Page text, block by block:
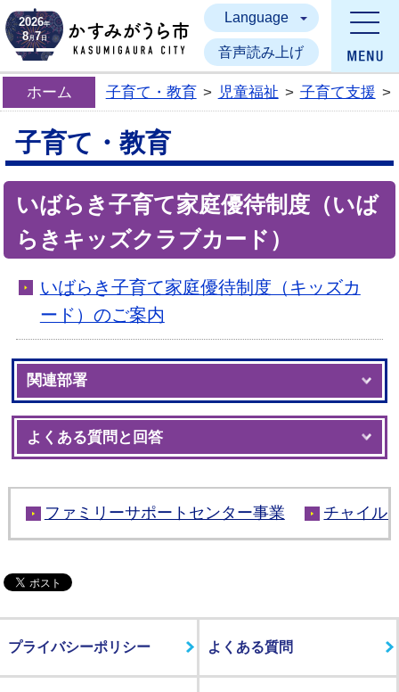
かすみがうら市
2026年
8月7日
Language
音声読み上げ
ホーム 子育て・教育 > 児童福祉 > 子育て支援 >
子育て・教育
いばらき子育て家庭優待制度（いば
らきキッズクラブカード）
いばらき子育て家庭優待制度（キッズカ
ード）のご案内
関連部署
よくある質問と回答
ファミリーサポートセンター事業 チャイル
プライバシーポリシー よくある質問